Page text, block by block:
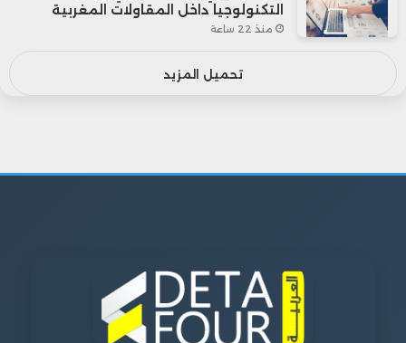
التكنولوجيا داخل المقاولات المغربية
منذ 22 ساعة
تحميل المزيد